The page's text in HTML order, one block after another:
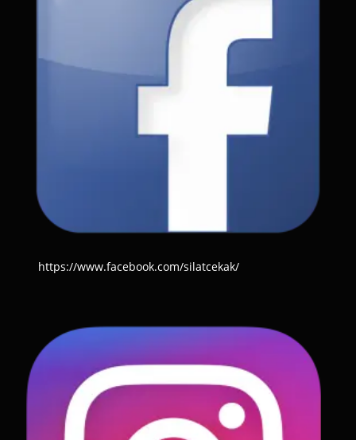
https://www.facebook.com/silatcekak/